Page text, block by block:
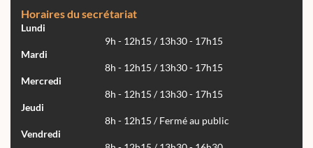
Horaires du secrétariat
Lundi
9h - 12h15 / 13h30 - 17h15
Mardi
8h - 12h15 / 13h30 - 17h15
Mercredi
8h - 12h15 / 13h30 - 17h15
Jeudi
8h - 12h15 / Fermé au public
Vendredi